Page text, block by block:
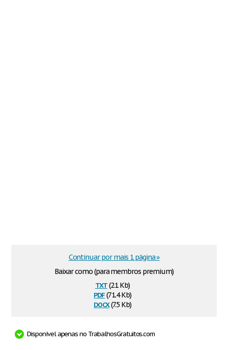
Baixar como (para membros premium)
txt(2.1 Kb)
pdf(71.4 Kb)
docx(7.5 Kb)
Continuar por mais 1 página »
Disponível apenas no TrabalhosGratuitos.com